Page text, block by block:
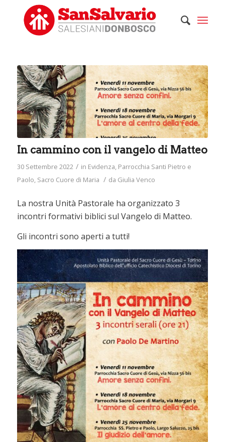
In cammino con il vangelo di Matteo
30 Settembre 2022 / in Evidenza, Parrocchia Santi Pietro e
Paolo, Sacro Cuore di Maria / da Giulia Venco
La nostra Unità Pastorale ha organizzato 3
incontri formativi biblici sul Vangelo di Matteo.
Gli incontri sono aperti a tutti!